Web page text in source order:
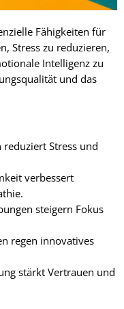
Fähigkeiten für
Stress zu reduzieren,
Intelligenz zu
und das
Stress und
verbessert
steigern Fokus
regen innovatives
stärkt Vertrauen und